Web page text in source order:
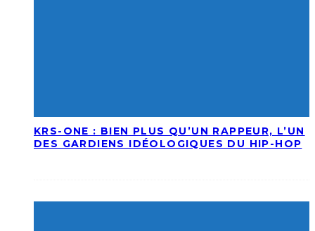
KRS-ONE : BIEN PLUS QU’UN RAPPEUR, L’UN
DES GARDIENS IDÉOLOGIQUES DU HIP-HOP